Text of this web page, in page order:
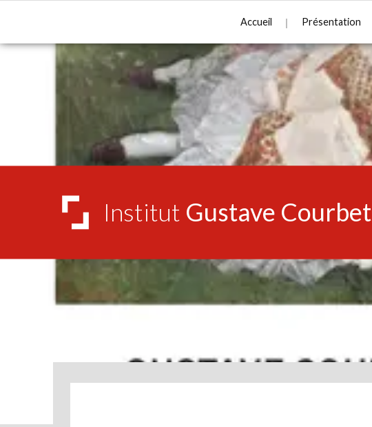
Institut Gustave Courbet
Accueil Présentation